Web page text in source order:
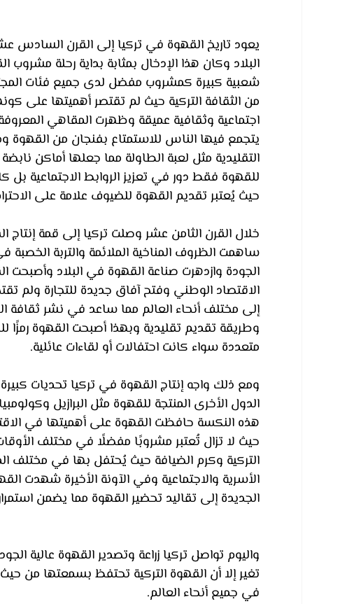
يعود تاريخ القهوة في تركيا إلى القرن السادس
البلاد وكان هذا الإدخال بمثابة بداية رحلة
شعبية كبيرة كمشروب مفضل لدى جميع فئات
من الثقافة التركية حيث لم تقتصر أهميتها
يتجمع فيها الناس للاستمتاع بفنجان من القهوة
التقليدية مثل لعبة الطاولة مما جعلها أماكن
للقهوة فقط دور في تعزيز الروابط الاجتماعية بل
حيث يُعتبر تقديم القهوة للضيوف علامة على
خلال القرن الثامن عشر وصلت تركيا إلى قمة
ساهمت الظروف المناخية الملائمة والتربة الخصبة
الجودة وازدهرت صناعة القهوة في البلاد
الاقتصاد الوطني وفتح آفاق جديدة للتجارة ولم
إلى مختلف أنحاء العالم مما ساعد في نشر ثقافة
وطريقة تقديم تقليدية وبهذا أصبحت القهوة
متعددة سواء كانت احتفالات أو لقاءات عائلية.
ومع ذلك واجه إنتاج القهوة في تركيا تحديات
الدول الأخرى المنتجة للقهوة مثل البرازيل
هذه النكسة حافظت القهوة على أهميتها في
حيث لا تزال تُعتبر مشروبًا مفضلًا في مختلف
التركية وكرم الضيافة حيث يُحتفل بها في مختلف
الأسرية والاجتماعية وفي الآونة الأخيرة شهدت
الجديدة إلى تقاليد تحضير القهوة مما يضمن
واليوم تواصل تركيا زراعة وتصدير القهوة عالية
تغير إلا أن القهوة التركية تحتفظ بسمعتها من
في جميع أنحاء العالم.